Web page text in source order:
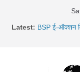
Latest: BSP ई-ऑक्शन